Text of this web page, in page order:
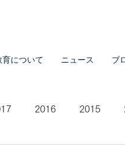
育について ニュース ブ
2016 2015